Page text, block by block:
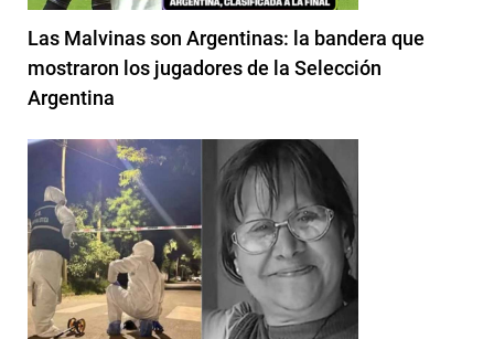
Las Malvinas son Argentinas: la bandera que
mostraron los jugadores de la Selección
Argentina